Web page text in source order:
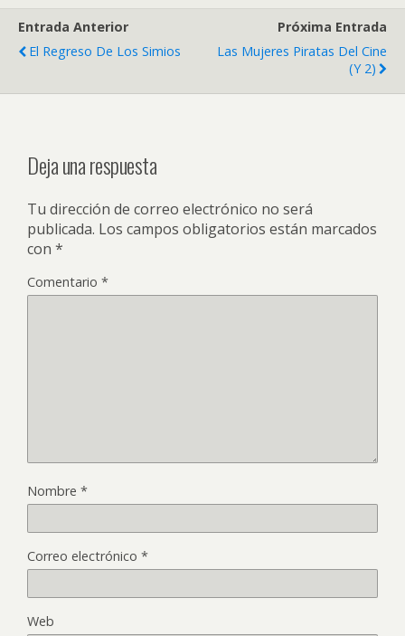
Entrada Anterior
El Regreso De Los Simios
Próxima Entrada
Las Mujeres Piratas Del Cine
(y 2)
Deja una respuesta
Tu dirección de correo electrónico no será
publicada. Los campos obligatorios están marcados
con *
Comentario *
Nombre *
Correo electrónico *
Web